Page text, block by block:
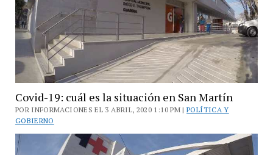
Covid-19: cuál es la situación en San Martín
POR INFORMACIONES EL 3 ABRIL, 2020 1:10 PM |POLÍTICA Y
GOBIERNO